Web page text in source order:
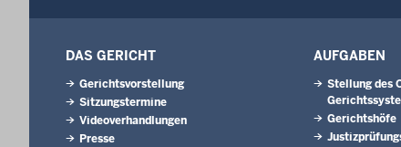
DAS GERICHT
Gerichtsvorstellung
Sitzungstermine
Videoverhandlungen
Presse
AUFGABEN
Stellung des
Gerichtshöfe